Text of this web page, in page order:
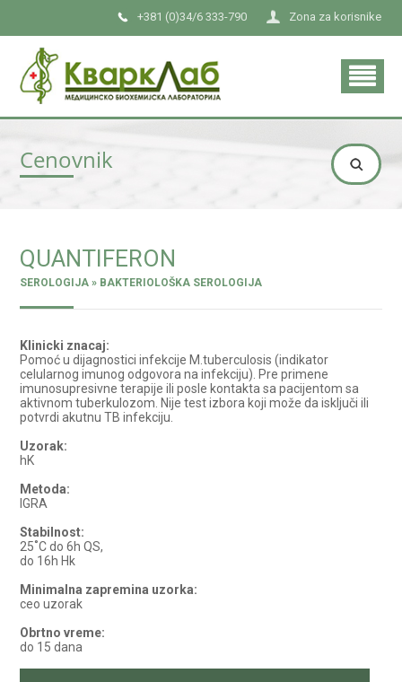
Zona za korisnike
+381 (0)34/6 333-790
Cenovnik
QUANTIFERON
SEROLOGIJA » BAKTERIOLOŠKA SEROLOGIJA
Klinicki znacaj:
Pomoć u dijagnostici infekcije M.tuberculosis (indikator
celularnog imunog odgovora na infekciju). Pre primene
imunosupresivne terapije ili posle kontakta sa pacijentom sa
aktivnom tuberkulozom. Nije test izbora koji može da isključi ili
potvrdi akutnu TB infekciju.
Uzorak:
hK
Metoda:
IGRA
Stabilnost:
25˚C do 6h QS,
do 16h Hk
Minimalna zapremina uzorka:
ceo uzorak
Obrtno vreme:
do 15 dana